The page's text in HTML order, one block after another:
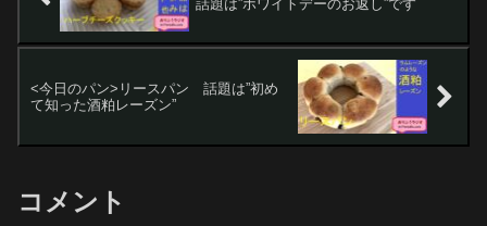
話題は”ホワイトデーのお返し”です
<今日のパン>リースパン 話題は”初め
て知った酒粕レーズン”
コメント